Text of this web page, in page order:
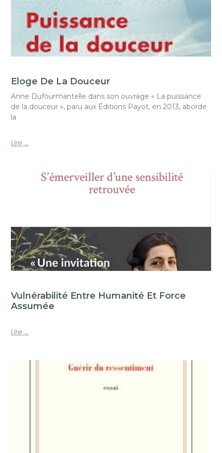
Eloge De La Douceur
Anne Dufourmantelle dans son ouvrage « La puissance
de la douceur », paru aux Éditions Payot, en 2013, aborde
la
Lire ...
Vulnérabilité Entre Humanité Et Force
Assumée
Lire ...